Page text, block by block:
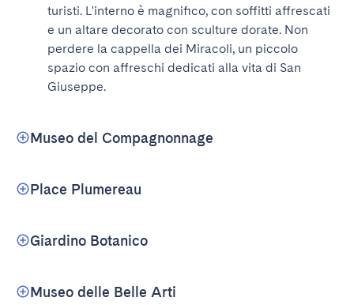
turisti. L'interno è magnifico, con soffitti affrescati
e un altare decorato con sculture dorate. Non
perdere la cappella dei Miracoli, un piccolo
spazio con affreschi dedicati alla vita di San
Giuseppe.
Museo del Compagnonnage
Place Plumereau
Giardino Botanico
Museo delle Belle Arti